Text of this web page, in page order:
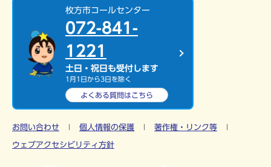
枚方市コールセンター
072-841-
1221
土日・祝日も受付します
1月1日から3日を除く
よくある質問はこちら
お問い合わせ 個人情報の保護 著作権・リンク等
ウェブアクセシビリティ方針